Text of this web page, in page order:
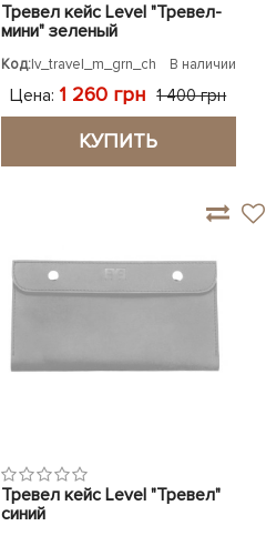
Тревел кейс Level "Тревел-
мини" зеленый
Код:lv_travel_m_grn_ch В наличии
Цена: 1 260 грн 1 400 грн
КУПИТЬ
Тревел кейс Level "Тревел"
синий